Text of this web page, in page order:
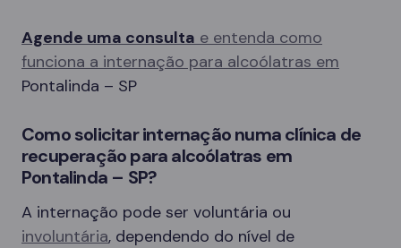
Agende uma consulta e entenda como
funciona a internação para alcoólatras em
Pontalinda – SP
Como solicitar internação numa clínica de
recuperação para alcoólatras em
Pontalinda – SP?
A internação pode ser voluntária ou
involuntária, dependendo do nível de